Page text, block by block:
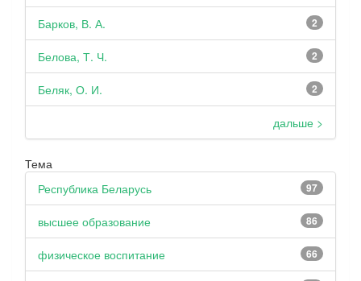
2
Барков, В. А.
2
Белова, Т. Ч.
2
Беляк, О. И.
дальше >
Тема
97
Республика Беларусь
86
высшее образование
66
физическое воспитание